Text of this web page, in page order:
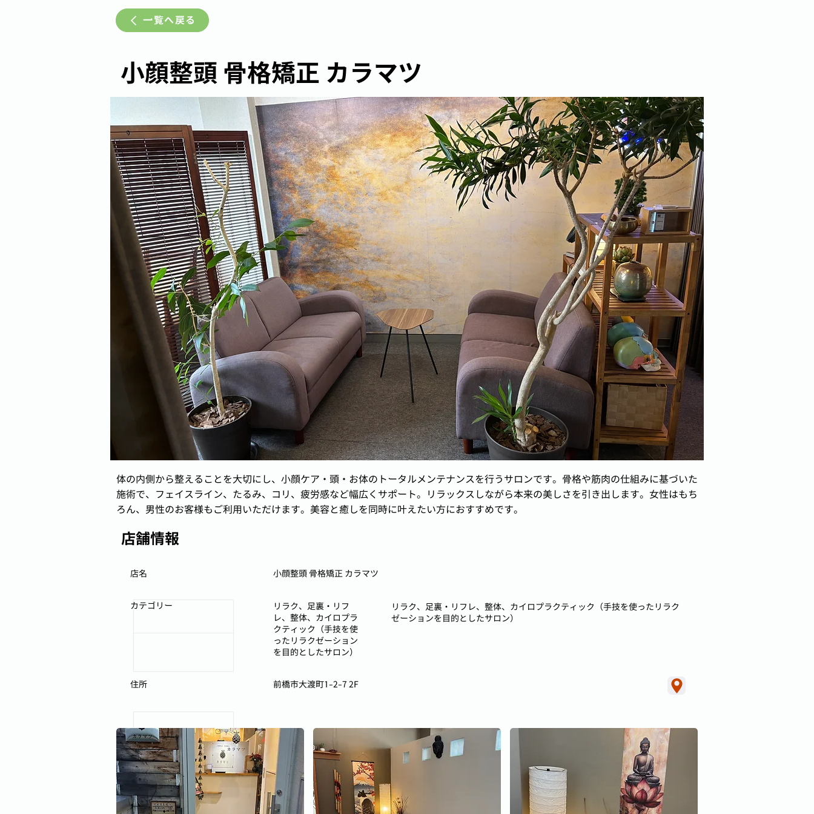
一覧へ戻る
小顔整頭 骨格矯正 カラマツ
体の内側から整えることを大切にし、小顔ケア・頭・お体のトータルメンテナンスを行うサロンです。骨格や筋肉の仕組みに基づいた
施術で、フェイスライン、たるみ、コリ、疲労感など幅広くサポート。リラックスしながら本来の美しさを引き出します。女性はもち
ろん、男性のお客様もご利用いただけます。美容と癒しを同時に叶えたい方におすすめです。
店舗情報
小顔整頭 骨格矯正 カラマツ
店名
リラク、足裏・リフ
レ、整体、カイロプラ
クティック（手技を使
ったリラクゼーション
を目的としたサロン）
カテゴリー
リラク、足裏・リフレ、整体、カイロプラクティック（手技を使ったリラク
ゼーションを目的としたサロン）
前橋市大渡町1-2-7 2F
住所